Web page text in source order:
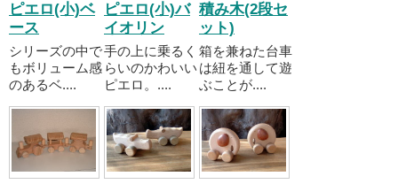
ピエロ(小)ベ
ース
シリーズの中で
もボリューム感
のあるベ....
ピエロ(小)バ
イオリン
手の上に乗るく
らいのかわいい
ピエロ。....
積み木(2段セ
ット)
箱を兼ねた台車
は紐を通して遊
ぶことが....